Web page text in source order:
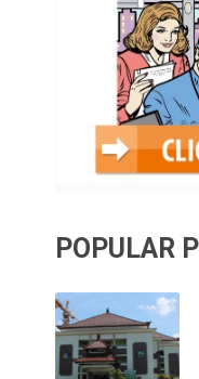
POPULAR